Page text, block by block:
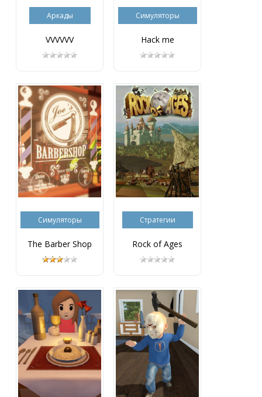
Аркады
VVVVVV
Симуляторы
Hack me
Симуляторы
The Barber Shop
Стратегии
Rock of Ages